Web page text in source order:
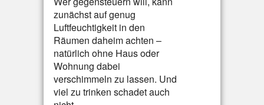
zunächst auf genug
Luftfeuchtigkeit in den
Räumen daheim achten –
natürlich ohne Haus oder
Wohnung dabei
verschimmeln zu lassen. Und
viel zu trinken schadet auch